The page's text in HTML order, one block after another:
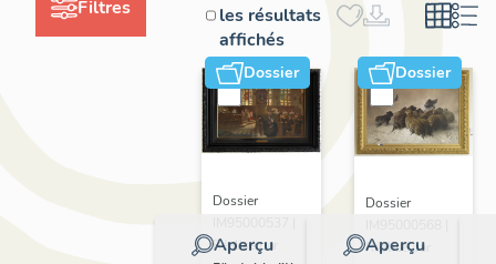
Filtres
les résultats
affichés
Dossier
Aperçu
Dossier
Réalisé par
Dossier
Aperçu
Dossier
Réalisé par